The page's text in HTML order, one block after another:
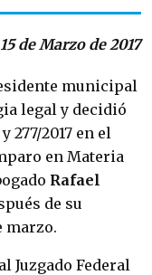
de Marzo de 2017
municipal
legal y decidió
277/2017 en el
en Materia
Rafael
de su
marzo.
Juzgado Federal